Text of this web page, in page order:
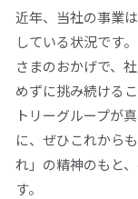
近年、当社の事業
している状況です
さまのおかげで、
めずに挑み続ける
トリーグループが
に、ぜひこれから
れ」の精神のもと
す。